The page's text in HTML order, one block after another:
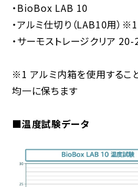
・BioBox LAB 10
・アルミ仕切り（LAB10用）※1
・サーモストレージクリア
※1 アルミ内箱を使用するこ
均一に保ちます
■温度試験データ